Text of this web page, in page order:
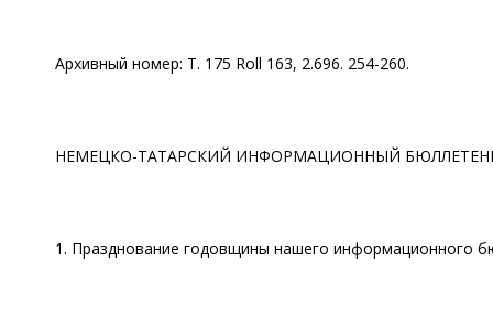
Архивный номер: Т. 175 Roll 163, 2.696. 254-260.
НЕМЕЦКО-ТАТАРСКИЙ ИНФОРМАЦИОННЫЙ
1. Празднование годовщины нашего информационного